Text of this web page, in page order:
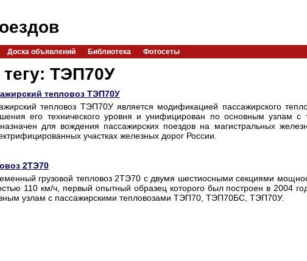
Доска объявлений Библиотека Фотосеты
ТЭП70У
тепловоз ТЭП70У
тепловоз ТЭП70У является модификацией пассажирского
его технического уровня и унифицирован по основным узлам
для вождения пассажирских поездов на магистральных
участках железных дорог России.
2ТЭ70
грузовой тепловоз 2ТЭ70 с двумя шестиосными секциями
110 км/ч, первый опытный образец которого был построен в 2004
узлам с пассажирскими тепловозами ТЭП70, ТЭП70БС, ТЭП70У.